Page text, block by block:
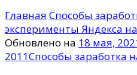
Главная Способы
эксперименты Яндекса
Обновлено на 18 мая,
2011Способы заработка